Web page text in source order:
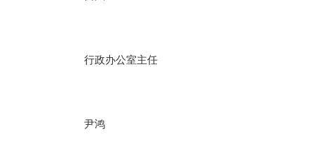
行政办公室主任
尹鸿